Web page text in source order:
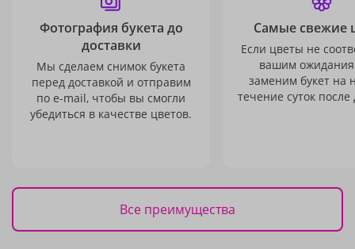
Фотография букета до
доставки
Мы сделаем снимок букета
перед доставкой и отправим
по e-mail, чтобы вы смогли
убедиться в качестве цветов.
Самые свежие
Если цветы не
вашим
заменим букет на
течение суток после
Все преимущества